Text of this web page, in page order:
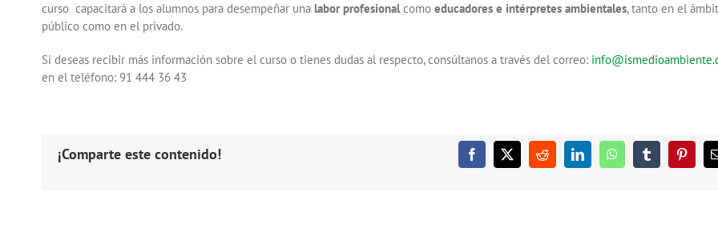
curso capacitará a los alumnos para desempeñar una labor profesionalcomo educadores e intérpretes ambientales, tanto en el
público como en el privado.
Si deseas recibir más información sobre el curso o tienes dudas al respecto, consúltanos a través del correo:
en el teléfono: 91 444 36 43
¡Comparte este contenido! Facebook
X RedditLinkedInWhatsAppTumblr